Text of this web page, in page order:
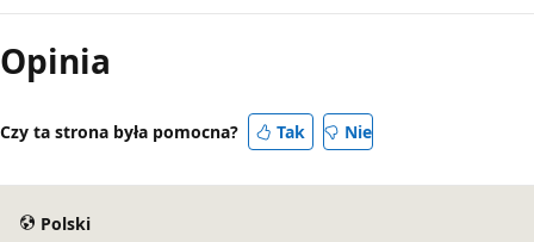
Tryb
odczytu
wyłączony
Opinia
Czy ta strona była pomocna? Tak Nie
Polski